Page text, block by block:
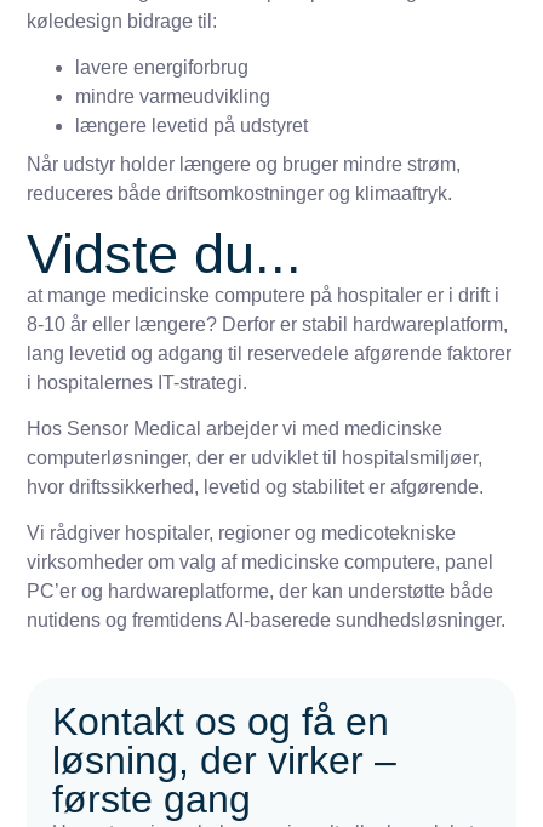
køledesign bidrage til:
lavere energiforbrug
mindre varmeudvikling
længere levetid på udstyret
Når udstyr holder længere og bruger mindre strøm,
reduceres både driftsomkostninger og klimaaftryk.
Vidste du...
at mange medicinske computere på hospitaler er i drift i
8-10 år eller længere? Derfor er stabil hardwareplatform,
lang levetid og adgang til reservedele afgørende faktorer
i hospitalernes IT-strategi.
Hos Sensor Medical arbejder vi med medicinske
computerløsninger, der er udviklet til hospitalsmiljøer,
hvor driftssikkerhed, levetid og stabilitet er afgørende.
Vi rådgiver hospitaler, regioner og medicotekniske
virksomheder om valg af medicinske computere, panel
PC’er og hardwareplatforme, der kan understøtte både
nutidens og fremtidens AI-baserede sundhedsløsninger.
Kontakt os og få en
løsning, der virker –
første gang